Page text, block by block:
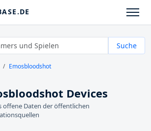
Suche
Emosbloodshot
Devices
offene Daten der öffentlichen